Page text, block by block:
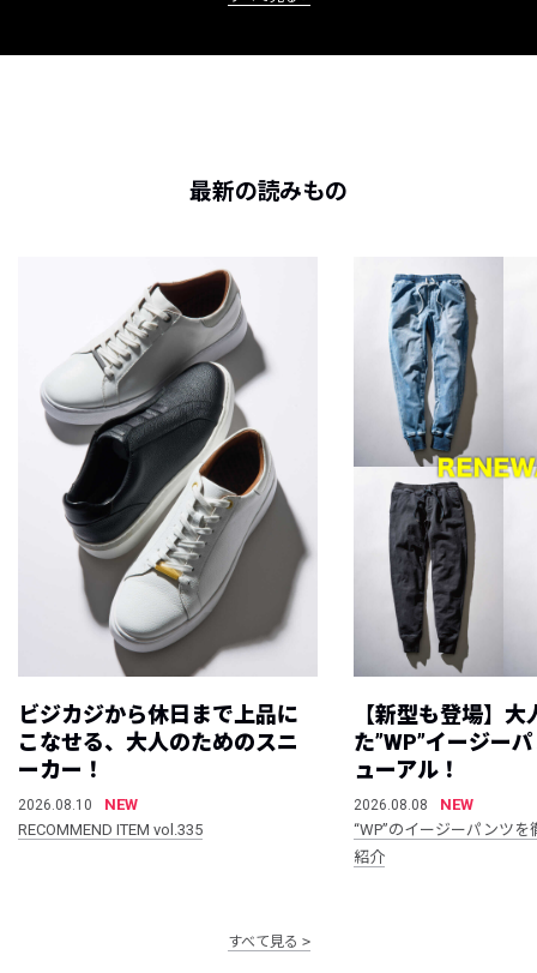
最新の読みもの
ビジカジから休日まで上品に
こなせる、大人のためのスニ
ーカー！
2026.08.10
NEW
RECOMMEND ITEM vol.335
【新型も登場】大
た”WP”イージー
ューアル！
2026.08.08
NEW
“WP”のイージーパンツ
紹介
すべて見る